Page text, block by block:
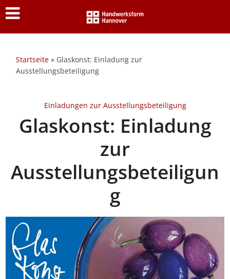
Startseite » Glaskonst: Einladung zur
Ausstellungsbeteiligung
Einladungen zur Ausstellungsbeteiligung
Glaskonst: Einladung
zur
Ausstellungsbeteiligun
g